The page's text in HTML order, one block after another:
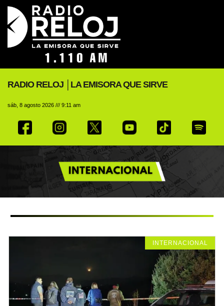
RADIO RELOJ │LA EMISORA QUE SIRVE
sáb, 8 agosto 2026 /// 9:11 am
INTERNACIONAL